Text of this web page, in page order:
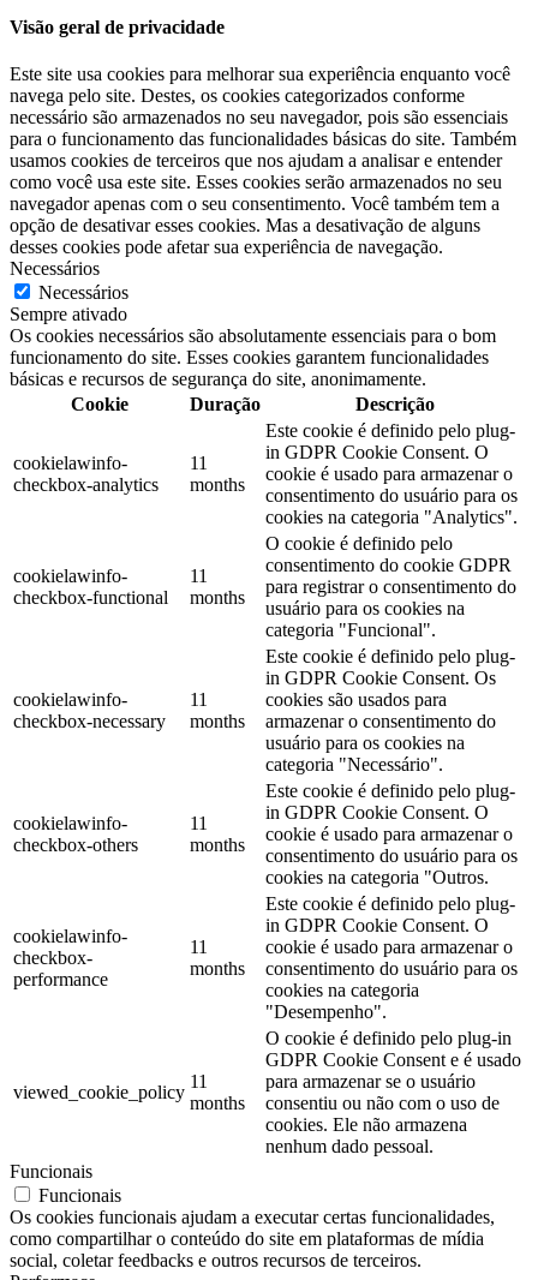
Visão geral de privacidade
Este site usa cookies para melhorar sua experiência enquanto você
navega pelo site. Destes, os cookies categorizados conforme
necessário são armazenados no seu navegador, pois são essenciais
para o funcionamento das funcionalidades básicas do site. Também
usamos cookies de terceiros que nos ajudam a analisar e entender
como você usa este site. Esses cookies serão armazenados no seu
navegador apenas com o seu consentimento. Você também tem a
opção de desativar esses cookies. Mas a desativação de alguns
desses cookies pode afetar sua experiência de navegação.
Necessários
Necessários
Sempre ativado
Os cookies necessários são absolutamente essenciais para o bom
funcionamento do site. Esses cookies garantem funcionalidades
básicas e recursos de segurança do site, anonimamente.
Cookie
Duração Descrição
cookielawinfo-
checkbox-analytics
11
months
Este cookie é definido pelo plug-
in GDPR Cookie Consent. O
cookie é usado para armazenar o
consentimento do usuário para os
cookies na categoria "Analytics".
cookielawinfo-
checkbox-functional
11
months
O cookie é definido pelo
consentimento do cookie GDPR
para registrar o consentimento do
usuário para os cookies na
categoria "Funcional".
cookielawinfo-
checkbox-necessary
11
months
Este cookie é definido pelo plug-
in GDPR Cookie Consent. Os
cookies são usados para
armazenar o consentimento do
usuário para os cookies na
categoria "Necessário".
cookielawinfo-
checkbox-others
11
months
Este cookie é definido pelo plug-
in GDPR Cookie Consent. O
cookie é usado para armazenar o
consentimento do usuário para os
cookies na categoria "Outros.
cookielawinfo-
checkbox-
performance
11
months
Este cookie é definido pelo plug-
in GDPR Cookie Consent. O
cookie é usado para armazenar o
consentimento do usuário para os
cookies na categoria
"Desempenho".
viewed_cookie_policy
11
months
O cookie é definido pelo plug-in
GDPR Cookie Consent e é usado
para armazenar se o usuário
consentiu ou não com o uso de
cookies. Ele não armazena
nenhum dado pessoal.
Funcionais
Funcionais
Os cookies funcionais ajudam a executar certas funcionalidades,
como compartilhar o conteúdo do site em plataformas de mídia
social, coletar feedbacks e outros recursos de terceiros.